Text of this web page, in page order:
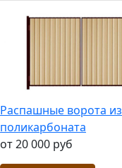
Распашные ворота из
поликарбоната
от 20 000 руб